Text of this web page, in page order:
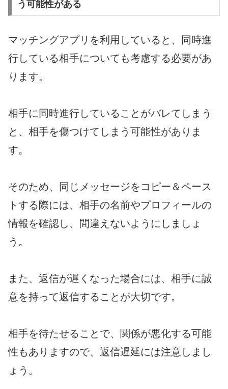
う可能性がある
マッチングアプリを利用していると、同時進
行している相手についても考慮する必要があ
ります。
相手に同時進行していることがバレてしまう
と、相手を傷つけてしまう可能性がありま
す。
そのため、同じメッセージをコピー＆ペース
トする際には、相手の名前やプロフィールの
情報を確認し、間違えないようにしましょ
う。
また、返信が遅くなった場合には、相手に誠
意を持って返信することが大切です。
相手を待たせることで、関係が悪化する可能
性もありますので、返信遅延には注意しまし
ょう。